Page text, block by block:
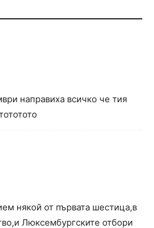
направиха всичко че тия
някой от първата шестица,в
Люксембургските отбори